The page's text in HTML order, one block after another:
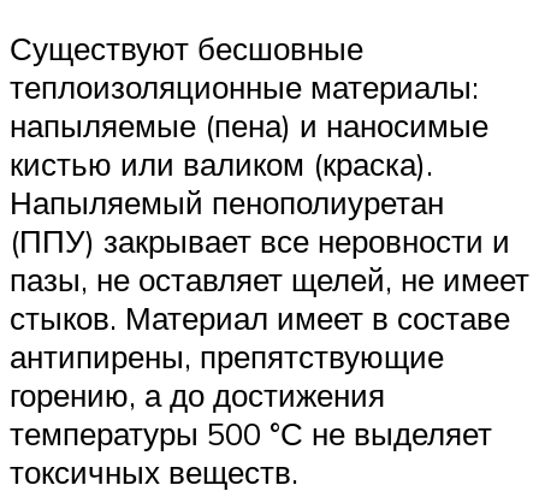
Существуют бесшовные
теплоизоляционные материалы:
напыляемые (пена) и наносимые
кистью или валиком (краска).
Напыляемый пенополиуретан
(ППУ) закрывает все неровности и
пазы, не оставляет щелей, не имеет
стыков. Материал имеет в составе
антипирены, препятствующие
горению, а до достижения
температуры 500 °С не выделяет
токсичных веществ.